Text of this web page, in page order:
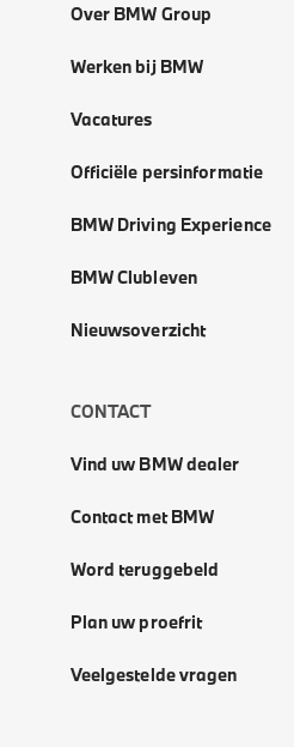
Over BMW Group
Werken bij BMW
Vacatures
Officiële persinformatie
BMW Driving Experience
BMW Clubleven
Nieuwsoverzicht
CONTACT
Vind uw BMW dealer
Contact met BMW
Word teruggebeld
Plan uw proefrit
Veelgestelde vragen